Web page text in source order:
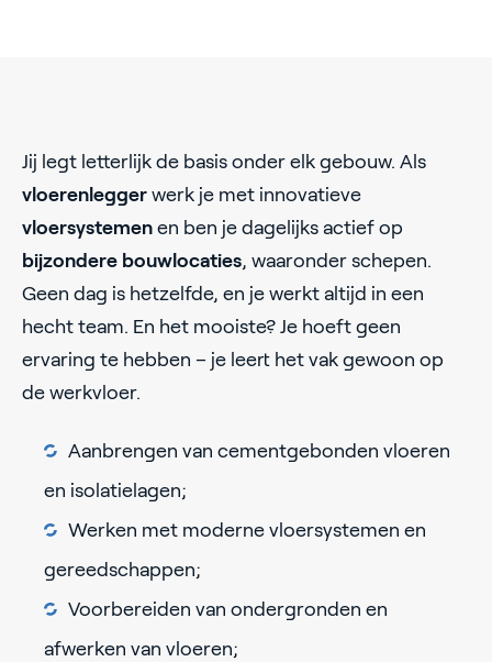
Jij legt letterlijk de basis onder elk gebouw. Als
vloerenlegger werk je met innovatieve
vloersystemen en ben je dagelijks actief op
bijzondere bouwlocaties, waaronder schepen.
Geen dag is hetzelfde, en je werkt altijd in een
hecht team. En het mooiste? Je hoeft geen
ervaring te hebben – je leert het vak gewoon op
de werkvloer.
Aanbrengen van cementgebonden vloeren
en isolatielagen;
Werken met moderne vloersystemen en
gereedschappen;
Voorbereiden van ondergronden en
afwerken van vloeren;